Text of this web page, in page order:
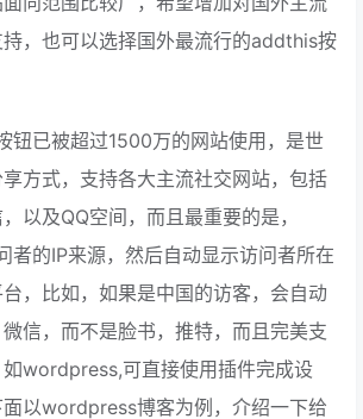
，也可以选择国外最流行的addthis按
钮已被超过1500万的网站使用，是世
方式，支持各大主流社交网站，包括
以及QQ空间，而且最重要的是，
者的IP来源，然后自动显示访问者所在
，比如，如果是中国的访客，会自动
信，而不是脸书，推特，而且完美支
wordpress,可直接使用插件完成设
以wordpress博客为例，介绍一下给